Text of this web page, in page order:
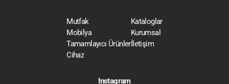
Mutfak
Mobilya
Tamamlayıcı Ürünler
Cihaz
Kataloglar
Kurumsal
İletişim
Instagram